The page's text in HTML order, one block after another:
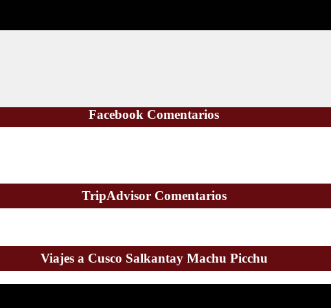
Facebook Comentarios
TripAdvisor Comentarios
Viajes a Cusco Salkantay Machu Picchu